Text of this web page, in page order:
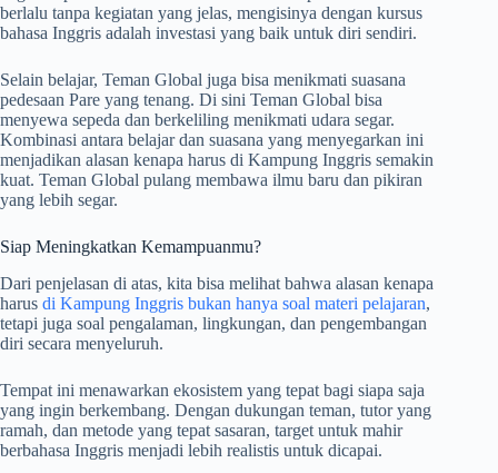
berlalu tanpa kegiatan yang jelas, mengisinya dengan kursus
bahasa Inggris adalah investasi yang baik untuk diri sendiri.
Selain belajar, Teman Global juga bisa menikmati suasana
pedesaan Pare yang tenang. Di sini Teman Global bisa
menyewa sepeda dan berkeliling menikmati udara segar.
Kombinasi antara belajar dan suasana yang menyegarkan ini
menjadikan alasan kenapa harus di Kampung Inggris semakin
kuat. Teman Global pulang membawa ilmu baru dan pikiran
yang lebih segar.
Siap Meningkatkan Kemampuanmu?
Dari penjelasan di atas, kita bisa melihat bahwa alasan kenapa
harus di Kampung Inggris bukan hanya soal materi pelajaran,
tetapi juga soal pengalaman, lingkungan, dan pengembangan
diri secara menyeluruh.
Tempat ini menawarkan ekosistem yang tepat bagi siapa saja
yang ingin berkembang. Dengan dukungan teman, tutor yang
ramah, dan metode yang tepat sasaran, target untuk mahir
berbahasa Inggris menjadi lebih realistis untuk dicapai.